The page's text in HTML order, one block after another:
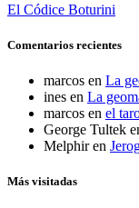
El Códice Boturini
Comentarios recientes
marcos en La
ines en La
marcos en el
George Tultek
Melphiren
Más visitadas